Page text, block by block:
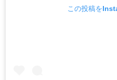
この投稿を